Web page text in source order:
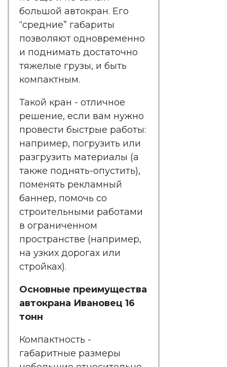
большой автокран. Его
“средние” габариты
позволяют одновременно
и поднимать достаточно
тяжелые грузы, и быть
компактным.
Такой кран - отличное
решение, если вам нужно
провести быстрые работы:
например, погрузить или
разгрузить материалы (а
также поднять-опустить),
поменять рекламный
баннер, помочь со
строительными работами
в ограниченном
пространстве (например,
на узких дорогах или
стройках).
Основные преимущества
автокрана Ивановец 16
тонн
Компактность -
габаритные размеры